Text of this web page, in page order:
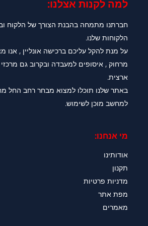
למה לקנות אצלנו:​
חברתנו מתמחה בהבנת הצורך של הלקוח
הלקוחות שלנו.
על מנת להקל עליכם ברכישה אונליין , אנו
מרחוק , איסופים למעבדה ובקרוב גם
ארצית.
באתר שלנו תוכלו למצוא מבחר רחב החל
למחשב מוכן לשימוש.
מי אנחנו:
אודותינו
תקנון
מדניות פרטיות
מפת אתר
מאמרים